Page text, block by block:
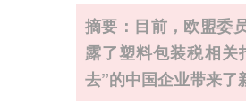
摘要：目前，欧盟委
露了塑料包装税相
去”的中国企业带来了